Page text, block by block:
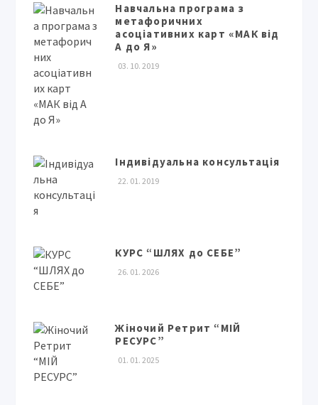
Навчальна програма з
метафоричних
асоціативних карт «МАК від
А до Я»
03. 10. 2019
Індивідуальна консультація
22. 01. 2019
КУРС “ШЛЯХ до СЕБЕ”
26. 01. 2026
Жіночий Ретрит “МІЙ
РЕСУРС”
01. 01. 2025